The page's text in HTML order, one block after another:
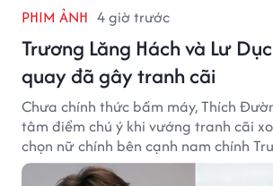
PHIM ẢNH 4 giờ trước
Trương Lăng Hách và Lư
quay đã gây tranh cãi
Chưa chính thức bấm máy, Thích
tâm điểm chú ý khi vướng tranh cãi
chọn nữ chính bên cạnh nam chính